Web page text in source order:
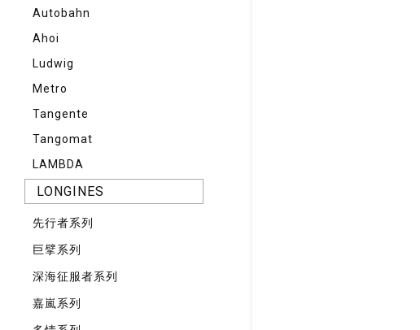
Autobahn
Ahoi
Ludwig
Metro
Tangente
Tangomat
LAMBDA
LONGINES
先⾏者系列
巨擘系列
深海征服者系列
嘉嵐系列